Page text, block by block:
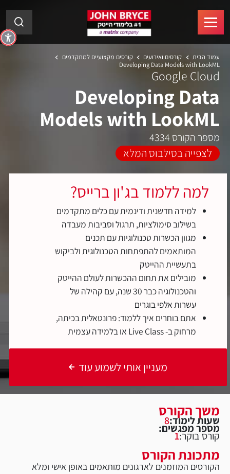
עמוד הבית קורסים ואירועים
קורסים מקצועיים למתקדמים
Developing Data Models with LookML
Google Cloud
Developing Data
Models with LookML
מספר הקורס 4334
לצפייה בסילבוס המלא
למה ללמוד בג'ון ברייס?
למידה חדשנית ודינמית עם כלים מתקדמים
בשילוב סימולציות, תרגול וסביבות מעבדה
מגוון הכשרות טכנולוגיות עם תכנים
המותאמים להתפתחות הטכנולוגית ולביקוש
בתעשיית ההייטק
מובילים את תחום ההכשרות לעולם ההייטק
והטכנולוגיה כבר 30 שנה, עם קהילה של
עשרות אלפי בוגרים
אתם בוחרים איך ללמוד: פרונטאלית בכיתה,
מרחוק ב- Live Class או בלמידה עצמית
מעניין אותי לשמוע עוד
משך הקורס
שעות לימוד:8
מספר מפגשים:
קורס בוקר:1
מתכונת הקורס
הקורסים המוזמנים לארגונים מותאמים באופן אישי ומלא